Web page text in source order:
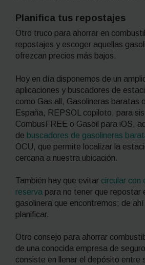
Planifica tus repostajes
Otro truco para ahorrar en
repostajes y escoger aquellas
ofrezcan precios más bajos.
Hoy en día disponemos de un
aplicaciones y buscadores de
como Gas all, Gasolineras baratas
España, REPSOL copiloto, para
CombusFREE o Gasoil para iOS,
de buscadores de gasolineras
OCU, que permite localizar la
cercana a nuestra ubicación.
También hay que evitar circular con
reserva para no tener que repostar
gasolinera que encontremos; de
planificar.
Otro consejo para ahorrar
de una conocida empresa de
consiste en llenar el depósito entre